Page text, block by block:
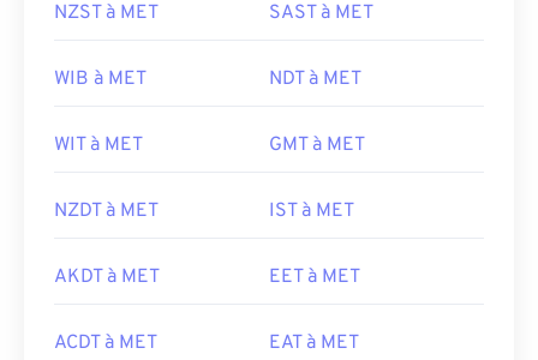
NZST à MET SAST à MET
WIB à MET NDT à MET
WIT à MET GMT à MET
NZDT à MET IST à MET
AKDT à MET EET à MET
ACDT à MET EAT à MET